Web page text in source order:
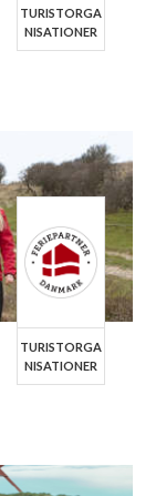
TURISTORGA
NISATIONER
TURISTORGA
NISATIONER